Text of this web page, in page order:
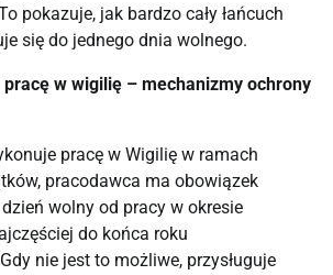
pokazuje, jak bardzo cały łańcuch
się do jednego dnia wolnego.
pracę w wigilię – mechanizmy ochrony
pracę w Wigilię w ramach
pracodawca ma obowiązek
wolny od pracy w okresie
do końca roku
nie jest to możliwe, przysługuje